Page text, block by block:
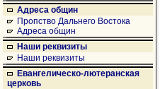
Адреса общин
Пропство Дальнего Востока
Адреса общин
Наши реквизиты
Наши реквизиты
Евангелическо-лютеранская
церковь